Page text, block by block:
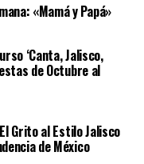
«Mamá y Papá»
‘Canta, Jalisco,
de Octubre al
Grito al Estilo Jalisco
de México